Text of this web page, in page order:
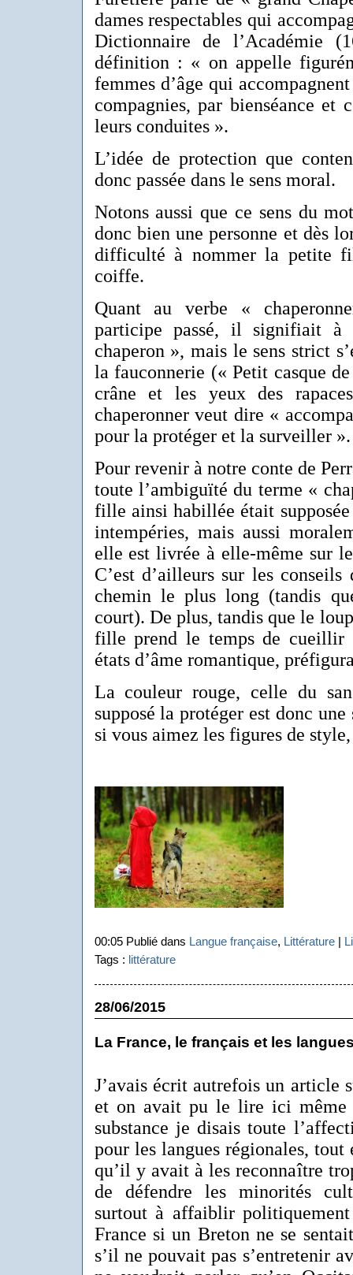
dames respectables qui
Dictionnaire de l’Académie
définition : « on appelle
femmes d’âge qui
compagnies, par bienséance et
leurs conduites ».
L’idée de protection que
donc passée dans le sens moral.
Notons aussi que ce sens du
donc bien une personne et dès
difficulté à nommer la petite
coiffe.
Quant au verbe «
participe passé, il signifiait à
chaperon », mais le sens strict
la fauconnerie (« Petit casque
crâne et les yeux des
chaperonner veut dire «
pour la protéger et la surveiller ».
Pour revenir à notre conte de
toute l’ambiguïté du terme «
fille ainsi habillée était
intempéries, mais aussi
elle est livrée à elle-même sur
C’est d’ailleurs sur les
chemin le plus long (tandis
court). De plus, tandis que le
fille prend le temps de cueillir
états d’âme romantique,
La couleur rouge, celle du
supposé la protéger est donc
si vous aimez les figures de
00:05 Publié dans Langue française, Littérature|
Tags : littérature
28/06/2015
La France, le français et les
J’avais écrit autrefois un article
et on avait pu le lire ici même
substance je disais toute
pour les langues régionales,
qu’il y avait à les reconnaître
de défendre les minorités
surtout à affaiblir
France si un Breton ne se
s’il ne pouvait pas s’entretenir